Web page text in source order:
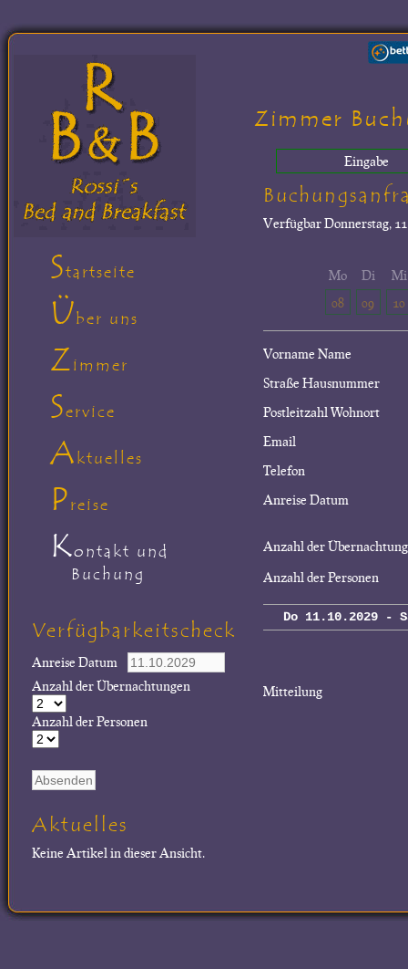
Zimmer
Eingabe
VerfügbarDonnerstag,
Mo
08
Di
09
Mi
10
Vorname Name
Straße Hausnummer
Postleitzahl Wohnort
Email
Telefon
Anreise Datum
Anzahl der
Anzahl der Personen
Do 11.10.2029 -
Mitteilung
Startseite
Über uns
Zimmer
Service
Aktuelles
Preise
Kontakt und
Buchung
Verfügbarkeitscheck
Anreise Datum
Anzahl der Übernachtungen
Anzahl der Personen
Aktuelles
Keine Artikel in dieser Ansicht.